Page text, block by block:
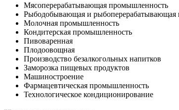
Мясоперерабатывающая промышленность
Рыбодобывающая и рыбоперерабатывающая
Молочная промышленность
Кондитерская промышленность
Пивоваренная
Плодоовощная
Производство безалкогольных напитков
Заморозка пищевых продуктов
Машиностроение
Фармацевтическая промышленность
Технологическое кондиционирование